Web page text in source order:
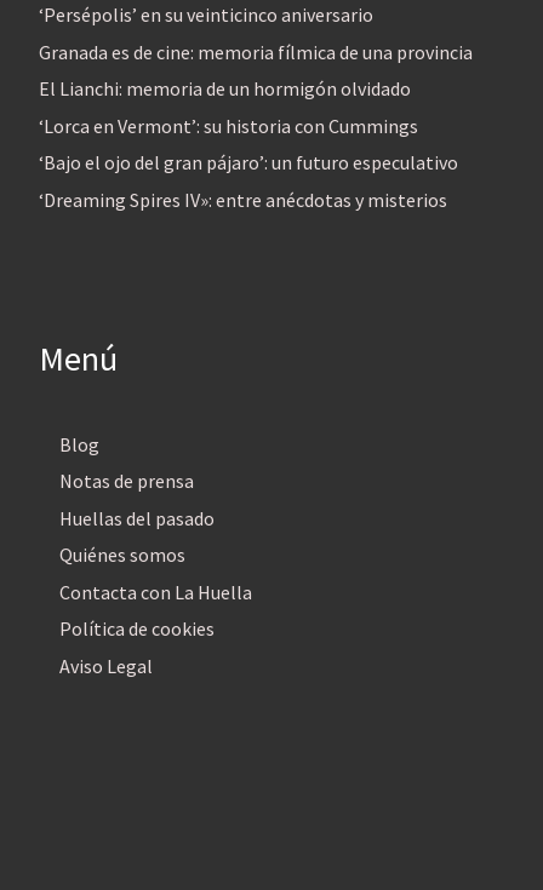
‘Persépolis’ en su veinticinco aniversario
Granada es de cine: memoria fílmica de una provincia
El Lianchi: memoria de un hormigón olvidado
‘Lorca en Vermont’: su historia con Cummings
‘Bajo el ojo del gran pájaro’: un futuro especulativo
‘Dreaming Spires IV»: entre anécdotas y misterios
Menú
Blog
Notas de prensa
Huellas del pasado
Quiénes somos
Contacta con La Huella
Política de cookies
Aviso Legal